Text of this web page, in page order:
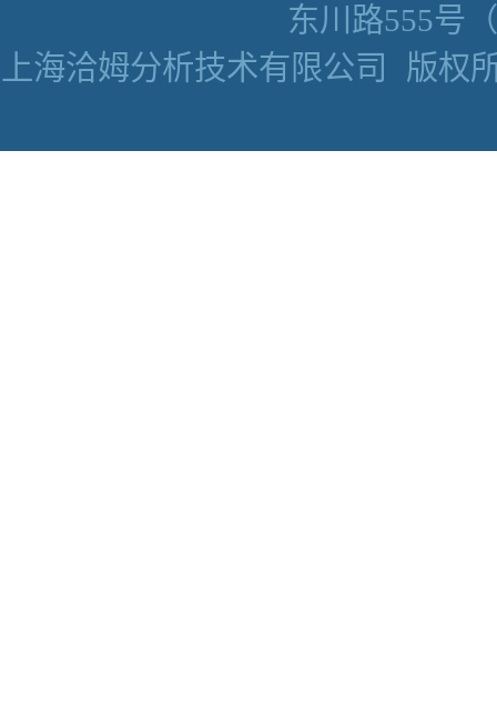
东川路555号
上海洽姆分析技术有限公司
版权